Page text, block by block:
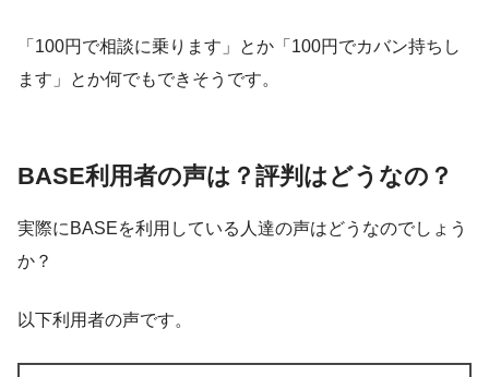
「100円で相談に乗ります」とか「100円でカバン持ちし
ます」とか何でもできそうです。
BASE利用者の声は？評判はどうなの？
実際にBASEを利用している人達の声はどうなのでしょう
か？
以下利用者の声です。